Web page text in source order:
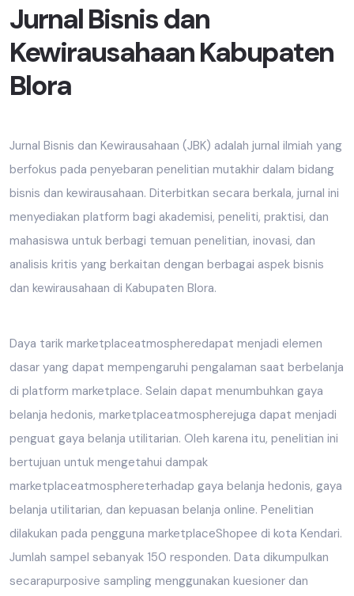
Jurnal Bisnis dan
Kewirausahaan Kabupaten
Blora
Jurnal Bisnis dan Kewirausahaan (JBK) adalah jurnal ilmiah yang
berfokus pada penyebaran penelitian mutakhir dalam bidang
bisnis dan kewirausahaan. Diterbitkan secara berkala, jurnal ini
menyediakan platform bagi akademisi, peneliti, praktisi, dan
mahasiswa untuk berbagi temuan penelitian, inovasi, dan
analisis kritis yang berkaitan dengan berbagai aspek bisnis
dan kewirausahaan di Kabupaten Blora.
Daya tarik marketplaceatmospheredapat menjadi elemen
dasar yang dapat mempengaruhi pengalaman saat berbelanja
di platform marketplace. Selain dapat menumbuhkan gaya
belanja hedonis, marketplaceatmospherejuga dapat menjadi
penguat gaya belanja utilitarian. Oleh karena itu, penelitian ini
bertujuan untuk mengetahui dampak
marketplaceatmosphereterhadap gaya belanja hedonis, gaya
belanja utilitarian, dan kepuasan belanja online. Penelitian
dilakukan pada pengguna marketplaceShopee di kota Kendari.
Jumlah sampel sebanyak 150 responden. Data dikumpulkan
secarapurposive sampling menggunakan kuesioner dan